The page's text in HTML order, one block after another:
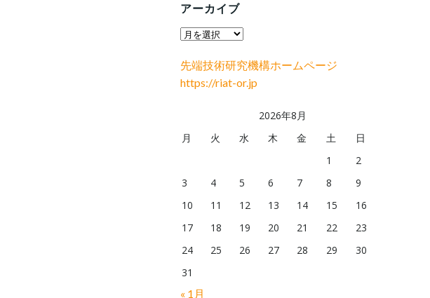
アーカイブ
ア
カ
イ
先端技術研究機構ホームページ
https://riat-or.jp
2026年8月
月
火 水 木 金 土
日
1
2
3
4 5 6 7 8
9
10
11 12 13 14 15
16
17
18 19 20 21 22
23
24
25 26 27 28 29
30
31
« 1月